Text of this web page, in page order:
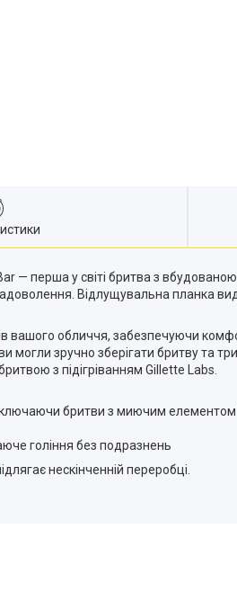
перша у світі бритва з
Відлущувальна планка
вашого обличчя, забезпечуючи
зручно зберігати бритву та
з підігріванням Gillette Labs.
бритви з миючим елементом і
гоління без подразнень
нескінченній переробці.